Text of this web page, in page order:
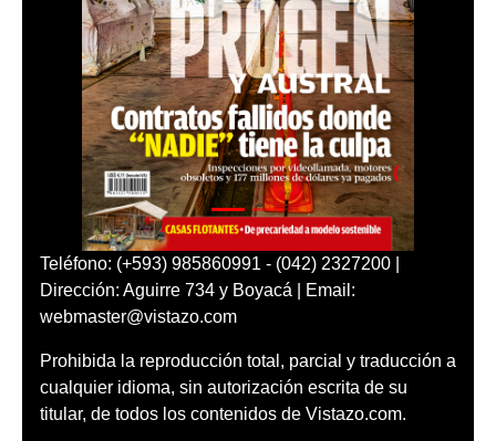
Teléfono: (+593) 985860991 - (042) 2327200 |
Dirección: Aguirre 734 y Boyacá | Email:
webmaster@vistazo.com
Prohibida la reproducción total, parcial y traducción a
cualquier idioma, sin autorización escrita de su
titular, de todos los contenidos de Vistazo.com.